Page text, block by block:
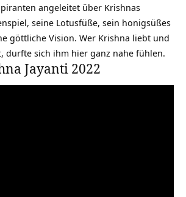
angeleitet über Krishnas
seine Lotusfüße, sein honigsüßes
göttliche Vision. Wer Krishna liebt und
durfte sich ihm hier ganz nahe fühlen.
Jayanti 2022